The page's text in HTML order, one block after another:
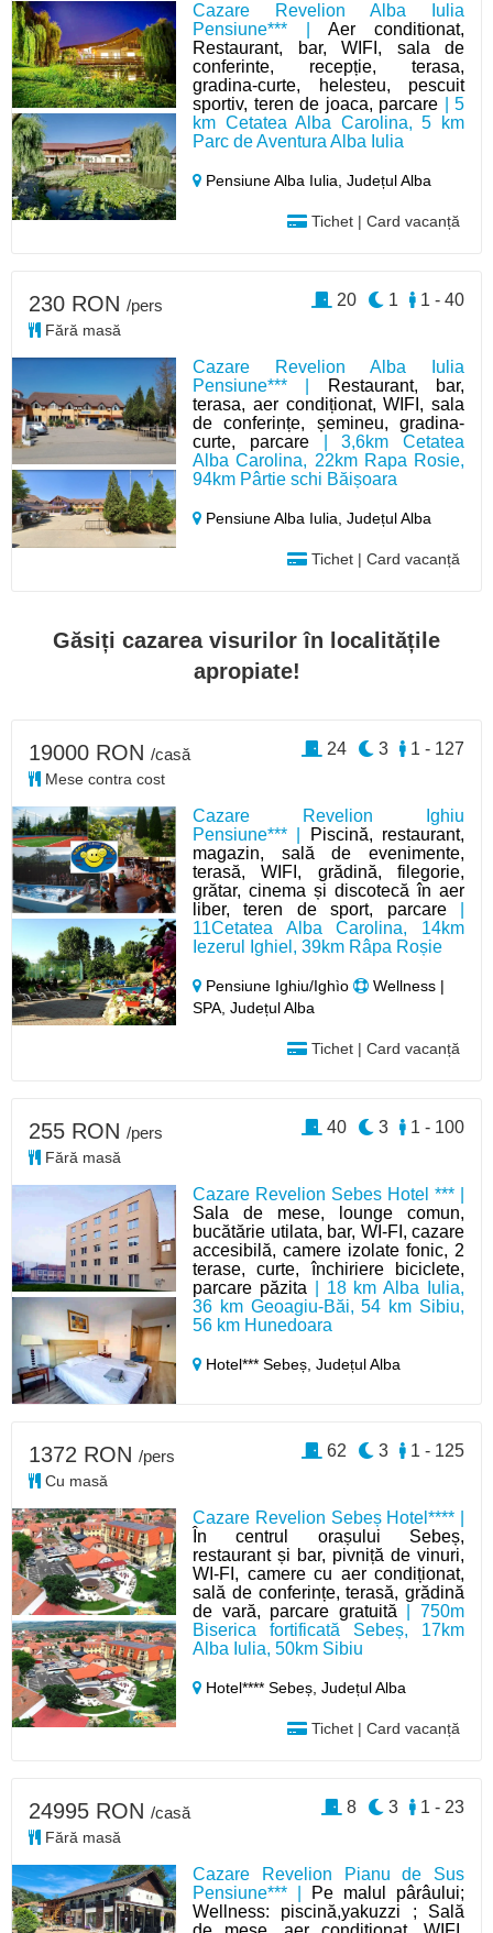
Cazare Revelion Alba Iulia
Pensiune*** |Aer conditionat,
Restaurant, bar, WIFI, sala de
conferinte, recepție, terasa,
gradina-curte, helesteu, pescuit
sportiv, teren de joaca, parcare | 5
km Cetatea Alba Carolina, 5 km
Parc de Aventura Alba Iulia
Pensiune Alba Iulia,Județul Alba
Tichet | Card vacanță
Cazare Revelion Alba Iulia
Pensiune*** |
Restaurant, bar,
terasa, aer condiționat, WIFI, sala
de conferințe, șemineu, gradina-
curte, parcare| 3,6km Cetatea
Alba Carolina, 22km Rapa Rosie,
94km Pârtie schi Băișoara
Pensiune Alba Iulia,Județul Alba
Tichet | Card vacanță
230 RON /pers
Fără masă
1 - 40
1
20
Găsiți cazarea visurilor în localitățile
apropiate!
Cazare Revelion Ighiu
Pensiune*** |
Piscină, restaurant,
magazin, sală de evenimente,
terasă, WIFI, grădină, filegorie,
grătar, cinema și discotecă în aer
liber, teren de sport, parcare|
11Cetatea Alba Carolina, 14km
Iezerul Ighiel, 39km Râpa Roșie
Pensiune Ighiu/Ighìo
Wellness |
SPA, Județul Alba
Tichet | Card vacanță
19000 RON /casă
Mese contra cost
1 - 127
3
24
Cazare Revelion Sebes Hotel *** |
Sala de mese, lounge comun,
bucătărie utilata, bar, WI-FI, cazare
accesibilă, camere izolate fonic, 2
terase, curte, închiriere biciclete,
parcare păzita | 18 km Alba Iulia,
36 km Geoagiu-Băi, 54 km Sibiu,
56 km Hunedoara
Hotel*** Sebeș,Județul Alba
255 RON /pers
Fără masă
1 - 100
3
40
Cazare Revelion Sebeș Hotel**** |
În centrul orașului Sebeș,
restaurant și bar, pivniță de vinuri,
WI-FI, camere cu aer condiționat,
sală de conferințe, terasă, grădină
de vară, parcare gratuită | 750m
Biserica fortificată Sebeș, 17km
Alba Iulia, 50km Sibiu
Hotel**** Sebeș,Județul Alba
Tichet | Card vacanță
1372 RON /pers
Cu masă
1 - 125
3
62
Cazare Revelion Pianu de Sus
Pensiune*** |
Pe malul pârâului;
Wellness: piscină,yakuzzi ; Sală
24995 RON /casă
Fără masă
1 - 23
3
8